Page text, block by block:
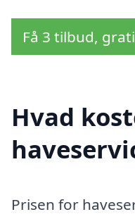
Få 3 tilbud,
Hvad
Prisen for